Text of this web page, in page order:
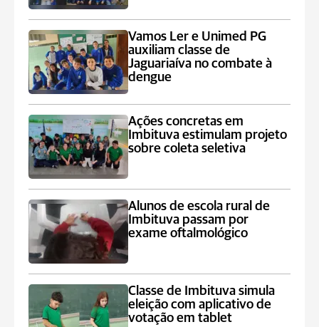
Vamos Ler e Unimed PG
auxiliam classe de
Jaguariaíva no combate à
dengue
Ações concretas em
Imbituva estimulam projeto
sobre coleta seletiva
Alunos de escola rural de
Imbituva passam por
exame oftalmológico
Classe de Imbituva simula
eleição com aplicativo de
votação em tablet